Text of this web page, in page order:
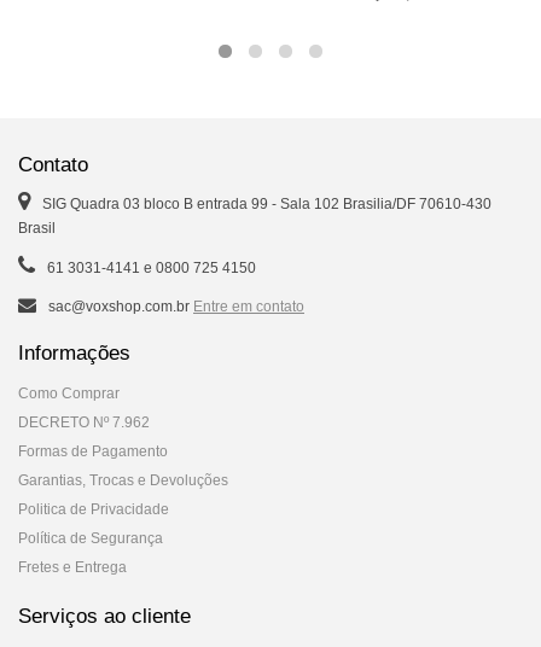
Contato
SIG Quadra 03 bloco B entrada 99 - Sala 102 Brasilia/DF 70610-430
Brasil
61 3031-4141 e 0800 725 4150
sac@voxshop.com.br Entre em contato
Informações
Como Comprar
DECRETO Nº 7.962
Formas de Pagamento
Garantias, Trocas e Devoluções
Politica de Privacidade
Política de Segurança
Fretes e Entrega
Serviços ao cliente